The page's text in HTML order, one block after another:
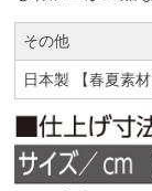
その他
日本製 【春夏素材